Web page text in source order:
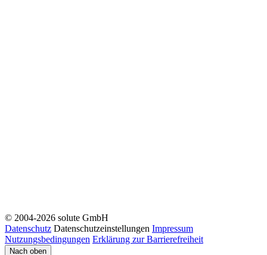
© 2004-2026 solute GmbH
Datenschutz Datenschutzeinstellungen Impressum
Nutzungsbedingungen Erklärung zur Barrierefreiheit
Nach oben